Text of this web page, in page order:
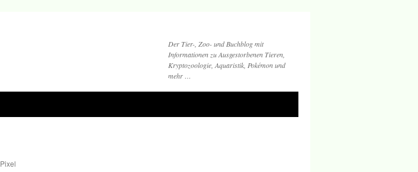
Der Tier-, Zoo- und Buchblog mit
Informationen zu Ausgestorbenen Tieren,
Kryptozoologie, Aquaristik, Pokémon und
mehr …
Pixel